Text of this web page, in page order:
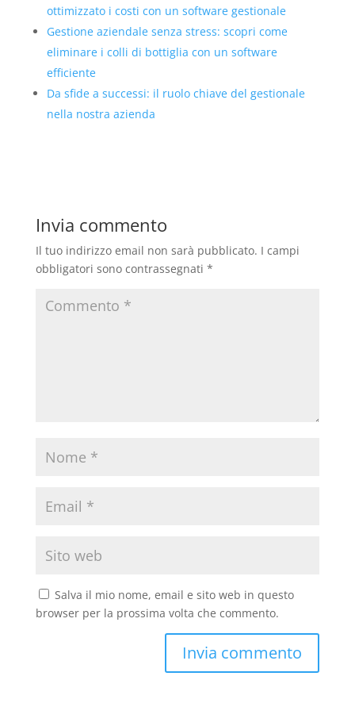
ottimizzato i costi con un software gestionale
Gestione aziendale senza stress: scopri come
eliminare i colli di bottiglia con un software
efficiente
Da sfide a successi: il ruolo chiave del gestionale
nella nostra azienda
Invia commento
Il tuo indirizzo email non sarà pubblicato. I campi
obbligatori sono contrassegnati *
Salva il mio nome, email e sito web in questo
browser per la prossima volta che commento.